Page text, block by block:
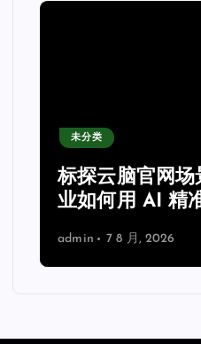
未分类
标探云脑官网
业如何用 AI 精
admin 7 8 月, 2026